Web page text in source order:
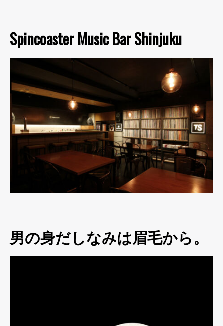
Spincoaster Music Bar Shinjuku
男の身だしなみは眉毛から。